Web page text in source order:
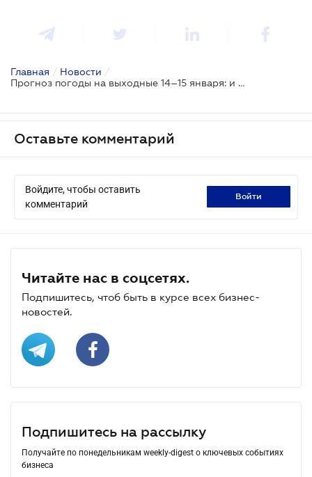
Главная / Новости /
Прогноз погоды на выходные 14–15 января: и снова потеплеет
Оставьте комментарий
Войдите, чтобы оставить
комментарий
войти
Читайте нас в соцсетях.
Подпишитесь, чтоб быть в курсе всех бизнес-
новостей.
Подпишитесь на рассылку
Получайте по понедельникам weekly-digest о ключевых событиях
бизнеса